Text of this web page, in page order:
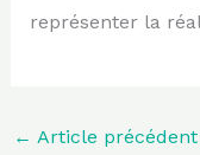
représenter la
← Article précédent